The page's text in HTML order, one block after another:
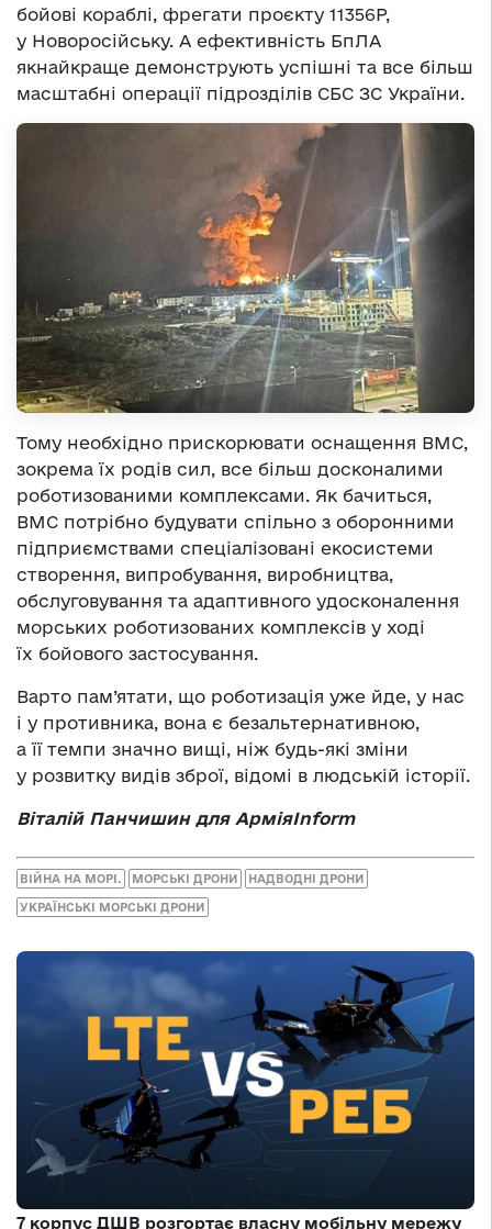
бойові кораблі, фрегати проєкту 11356Р,
у Новоросійську. А ефективність БпЛА
якнайкраще демонструють успішні та все більш
масштабні операції підрозділів СБС ЗС України.
Тому необхідно прискорювати оснащення ВМС,
зокрема їх родів сил, все більш досконалими
роботизованими комплексами. Як бачиться,
ВМС потрібно будувати спільно з оборонними
підприємствами спеціалізовані екосистеми
створення, випробування, виробництва,
обслуговування та адаптивного удосконалення
морських роботизованих комплексів у ході
їх бойового застосування.
Варто пам’ятати, що роботизація уже йде, у нас
і у противника, вона є безальтернативною,
а її темпи значно вищі, ніж будь-які зміни
у розвитку видів зброї, відомі в людській історії.
Віталій Панчишин для АрміяInform
ВІЙНА НА МОРІ. МОРСЬКІ ДРОНИ НАДВОДНІ ДРОНИ
УКРАЇНСЬКІ МОРСЬКІ ДРОНИ
7 корпус ДШВ розгортає власну мобільну мережу